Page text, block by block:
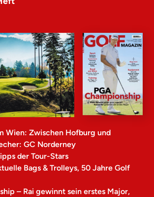
Wien: Zwischen Hofburg und
GC Norderney
der Tour-Stars
Bags & Trolleys, 50 Jahre Golf
– Rai gewinnt sein erstes Major,